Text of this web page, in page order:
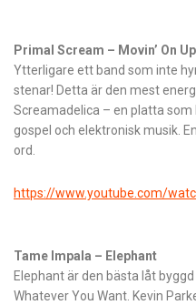
Primal Scream – Movin’ On Up
Ytterligare ett band som inte
stenar! Detta är den mest
Screamadelica – en platta som
gospel och elektronisk musik.
ord.
https://www.youtube.com/
Tame Impala – Elephant
Elephant är den bästa låt
Whatever You Want. Kevin